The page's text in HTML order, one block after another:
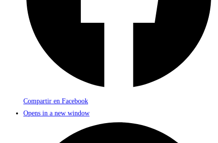
Compartir en Facebook
Opens in a new window